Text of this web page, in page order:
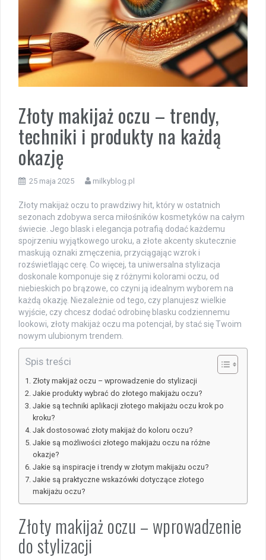
Złoty makijaż oczu – trendy,
techniki i produkty na każdą
okazję
25 maja 2025 milkyblog.pl
Złoty makijaż oczu to prawdziwy hit, który w ostatnich
sezonach zdobywa serca miłośników kosmetyków na całym
świecie. Jego blask i elegancja potrafią dodać każdemu
spojrzeniu wyjątkowego uroku, a złote akcenty skutecznie
maskują oznaki zmęczenia, przyciągając wzrok i
rozświetlając cerę. Co więcej, ta uniwersalna stylizacja
doskonale komponuje się z różnymi kolorami oczu, od
niebieskich po brązowe, co czyni ją idealnym wyborem na
każdą okazję. Niezależnie od tego, czy planujesz wielkie
wyjście, czy chcesz dodać odrobinę blasku codziennemu
lookowi, złoty makijaż oczu ma potencjał, by stać się Twoim
nowym ulubionym trendem.
Spis treści
Złoty makijaż oczu – wprowadzenie do stylizacji
Jakie produkty wybrać do złotego makijażu oczu?
Jakie są techniki aplikacji złotego makijażu oczu krok po
kroku?
Jak dostosować złoty makijaż do koloru oczu?
Jakie są możliwości złotego makijażu oczu na różne
okazje?
Jakie są inspiracje i trendy w złotym makijażu oczu?
Jakie są praktyczne wskazówki dotyczące złotego
makijażu oczu?
Złoty makijaż oczu – wprowadzenie
do stylizacji